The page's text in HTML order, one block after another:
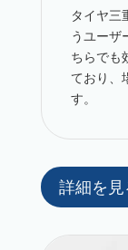
タイヤ三
うユーザ
ちらでも
ており、
す。
詳細を見